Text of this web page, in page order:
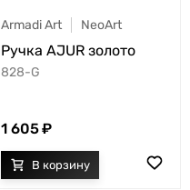
Armadi Art NeoArt
Ручка AJUR золото
828-G
1 605